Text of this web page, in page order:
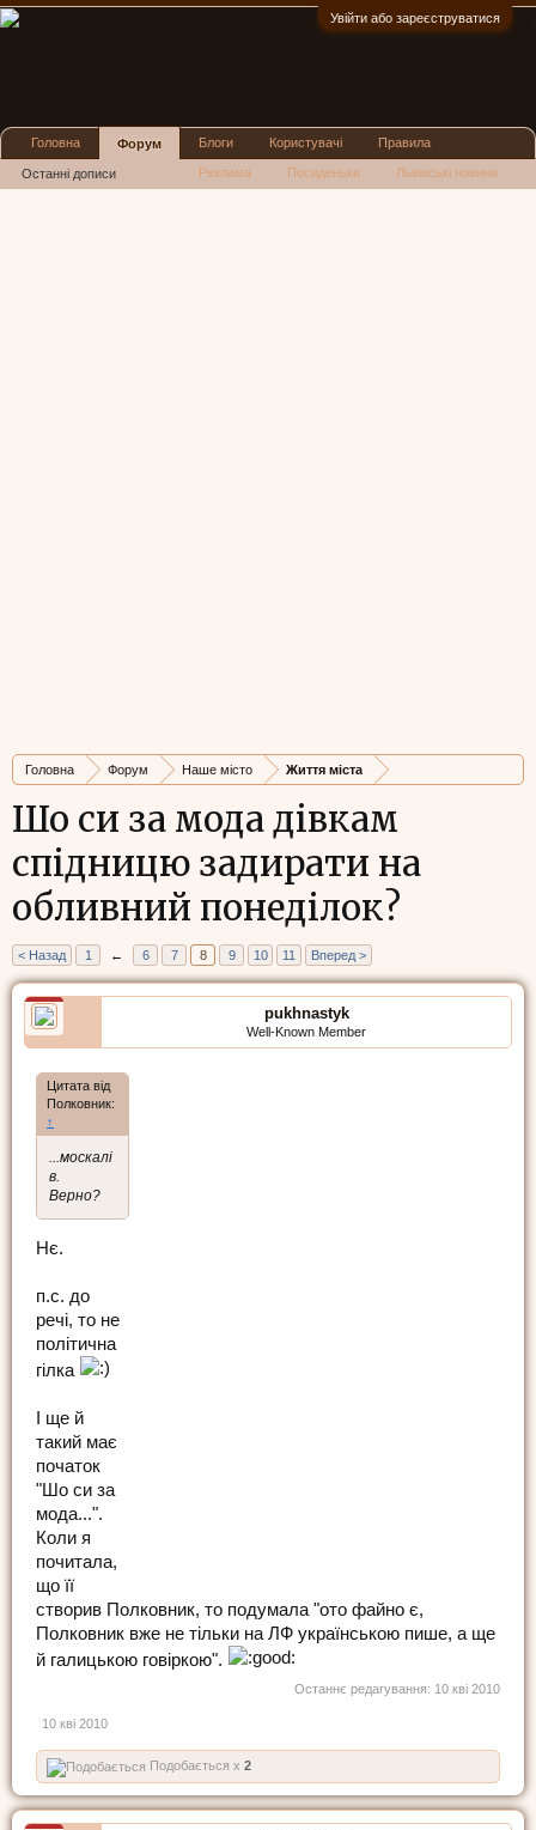
Увійти або зареєструватися
Головна Форум Наше місто Життя міста
Шо си за мода дівкам
спідницю задирати на
обливний понеділок?
< Назад 1 ← 6 7 8 9 10 11 Вперед >
pukhnastyk
Well-Known Member
Цитата від
Полковник:
↑
...москалi
в.
Верно?
Нє.
п.с. до
речі, то не
політична
гілка
І ще й
такий має
початок
"Шо си за
мода...".
Коли я
почитала,
що її
створив Полковник, то подумала "ото файно є,
Полковник вже не тільки на ЛФ українською пише, а ще
й галицькою говіркою".
Останнє редагування: 10 кві 2010
10 кві 2010
Подобається x 2
Головна Форум
Останні дописи
Блоги Користувачі Правила
Реклама Посиденьки Львівські новини